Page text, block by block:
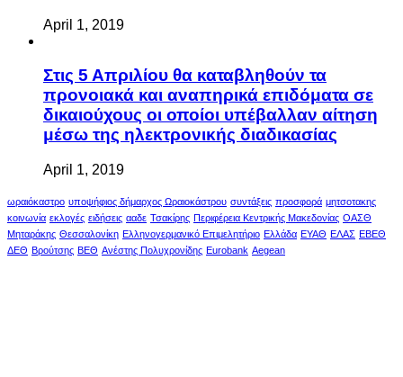
April 1, 2019
Στις 5 Απριλίου θα καταβληθούν τα
προνοιακά και αναπηρικά επιδόματα σε
δικαιούχους οι οποίοι υπέβαλλαν αίτηση
μέσω της ηλεκτρονικής διαδικασίας
April 1, 2019
ωραιόκαστρο υποψήφιος δήμαρχος Ωραιοκάστρου συντάξεις προσφορά μητσοτακης
κοινωνία εκλογές ειδήσεις ααδε Τσακίρης Περιφέρεια Κεντρικής Μακεδονίας ΟΑΣΘ
Μηταράκης Θεσσαλονίκη Ελληνογερμανικό Επιμελητήριο Ελλάδα ΕΥΑΘ ΕΛΑΣ ΕΒΕΘ
ΔΕΘ Βρούτσης ΒΕΘ Ανέστης Πολυχρονίδης Eurobank Aegean